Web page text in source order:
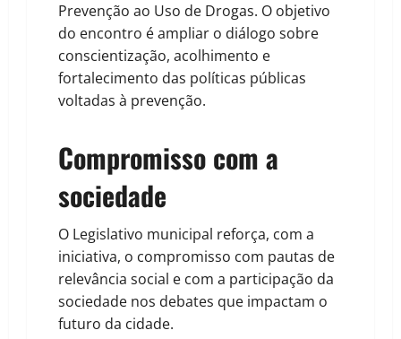
Prevenção ao Uso de Drogas. O objetivo
do encontro é ampliar o diálogo sobre
conscientização, acolhimento e
fortalecimento das políticas públicas
voltadas à prevenção.
Compromisso com a
sociedade
O Legislativo municipal reforça, com a
iniciativa, o compromisso com pautas de
relevância social e com a participação da
sociedade nos debates que impactam o
futuro da cidade.